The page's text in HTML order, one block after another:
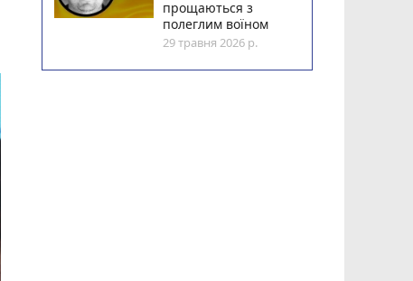
прощаються з
полеглим воїном
29 травня 2026 р.